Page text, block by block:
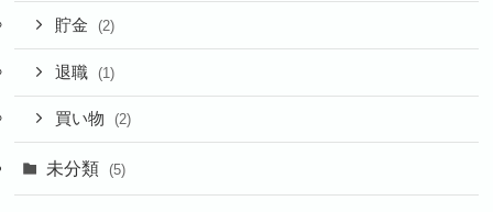
貯金 (2)
退職 (1)
買い物 (2)
未分類 (5)